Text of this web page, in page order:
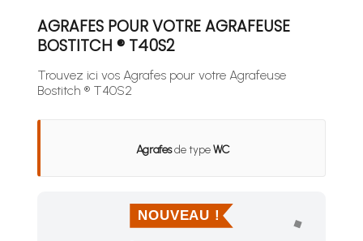
AGRAFES POUR VOTRE AGRAFEUSE
BOSTITCH ® T40S2
Trouvez ici vos Agrafes pour votre Agrafeuse
Bostitch ® T40S2
Agrafesde typeWC
NOUVEAU !